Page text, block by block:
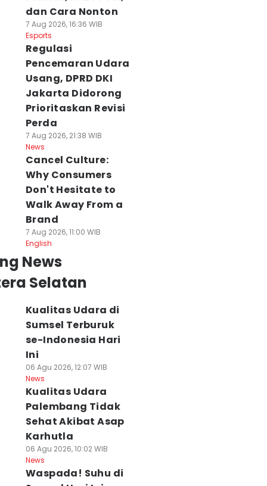
dan Cara Nonton
7 Aug 2026, 16:36 WIB
Esports
Regulasi
Pencemaran Udara
Usang, DPRD DKI
Jakarta Didorong
Prioritaskan Revisi
Perda
7 Aug 2026, 21:38 WIB
News
Cancel Culture:
Why Consumers
Don't Hesitate to
Walk Away From a
Brand
7 Aug 2026, 11:00 WIB
English
News
Selatan
Kualitas Udara di
Sumsel Terburuk
se-Indonesia Hari
Ini
06 Agu 2026, 12:07 WIB
News
Kualitas Udara
Palembang Tidak
Sehat Akibat Asap
Karhutla
06 Agu 2026, 10:02 WIB
News
Waspada! Suhu di